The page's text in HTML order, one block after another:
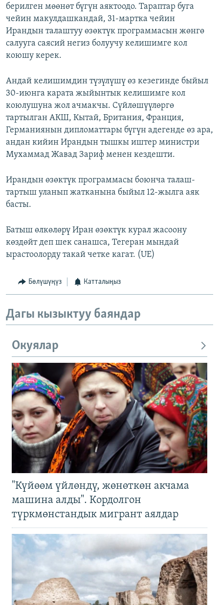
берилген мөөнөт бүгүн аяктоодо. Тараптар буга
чейин макулдашкандай, 31-мартка чейин
Ирандын талаштуу өзөктүк программасын жөнгө
салууга саясий негиз болуучу келишимге кол
коюшу керек.
Андай келишимдин түзүлүшү өз кезегинде быйыл
30-июнга карата жыйынтык келишимге кол
коюлушуна жол ачмакчы. Сүйлөшүүлөргө
тартылган АКШ, Кытай, Британия, Франция,
Германиянын дипломаттары бүгүн адегенде өз ара,
андан кийин Ирандын тышкы иштер министри
Мухаммад Жавад Зариф менен кездешти.
Ирандын өзөктүк программасы боюнча талаш-
тартыш уланып жатканына быйыл 12-жылга аяк
басты.
Батыш өлкөлөрү Иран өзөктүк курал жасоону
көздөйт деп шек санашса, Тегеран мындай
ырастоолорду такай четке кагат. (UE)
Бөлүшүңүз Катталыңыз
Дагы кызыктуу баяндар
Окуялар
"Күйөөм үйлөндү, жөнөткөн акчама
машина алды". Кордолгон
түркмөнстандык мигрант аялдар